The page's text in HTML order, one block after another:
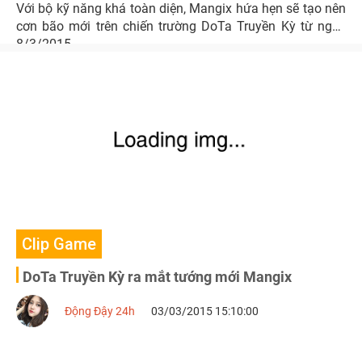
Với bộ kỹ năng khá toàn diện, Mangix hứa hẹn sẽ tạo nên
cơn bão mới trên chiến trường DoTa Truyền Kỳ từ ngày
8/3/2015.
Clip Game
DoTa Truyền Kỳ ra mắt tướng mới Mangix
Động Đậy 24h 03/03/2015 15:10:00